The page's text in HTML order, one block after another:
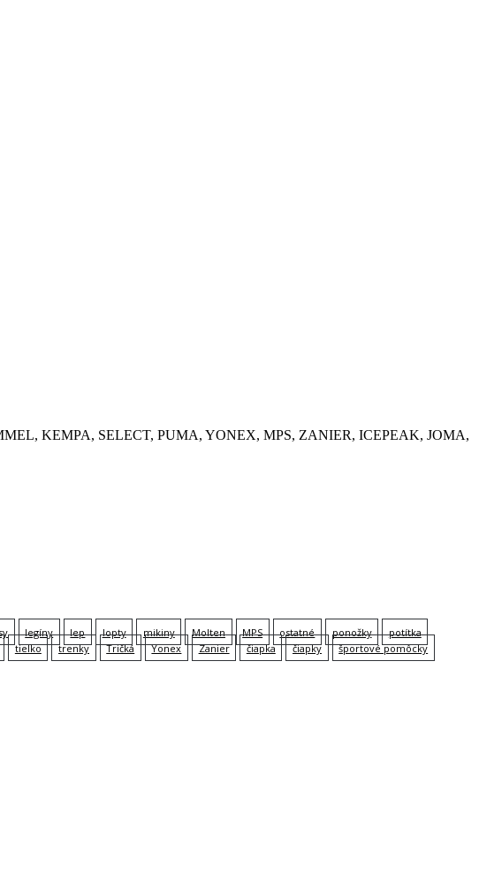
KEMPA, SELECT, PUMA, YONEX, MPS, ZANIER, ICEPEAK, JOMA,
legíny lep lopty mikiny Molten MPS ostatné ponožky
potítka
tielko trenky Tričká Yonex Zanier čiapka čiapky
športové pomôcky